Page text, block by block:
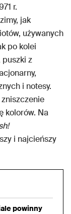
r.
jak
używanych
po kolei
puszki z
i notesy.
kolorów. Na
i najcieńszy
powinny